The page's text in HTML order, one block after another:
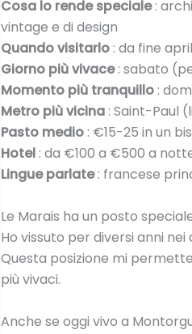
Cosa lo rende speciale:
vintage e di design
Quando visitarlo : da fine
Giorno più vivace: sabato
Momento più tranquillo :
Metro più vicina : Saint-Paul
Pasto medio : €15-25 in un
Hotel : da €100 a €500 a
Lingue parlate: francese
Le Marais ha un posto
Ho vissuto per diversi anni
Questa posizione mi
più vivaci.
Anche se oggi vivo a